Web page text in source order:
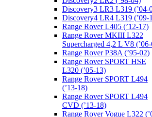
Discovery3 LR3 L319 (’04-
Discovery4 LR4 L319 (’09-
Range Rover L405 (’12-17)
Range Rover MKIII L322
Supercharged 4,2 L V8
Range Rover P38A (’95-02)
Range Rover SPORT HSE
L320 (’05-13)
Range Rover SPORT L494
(’13-18)
Range Rover SPORT L494
CVD (’13-18)
Range Rover Vogue L322